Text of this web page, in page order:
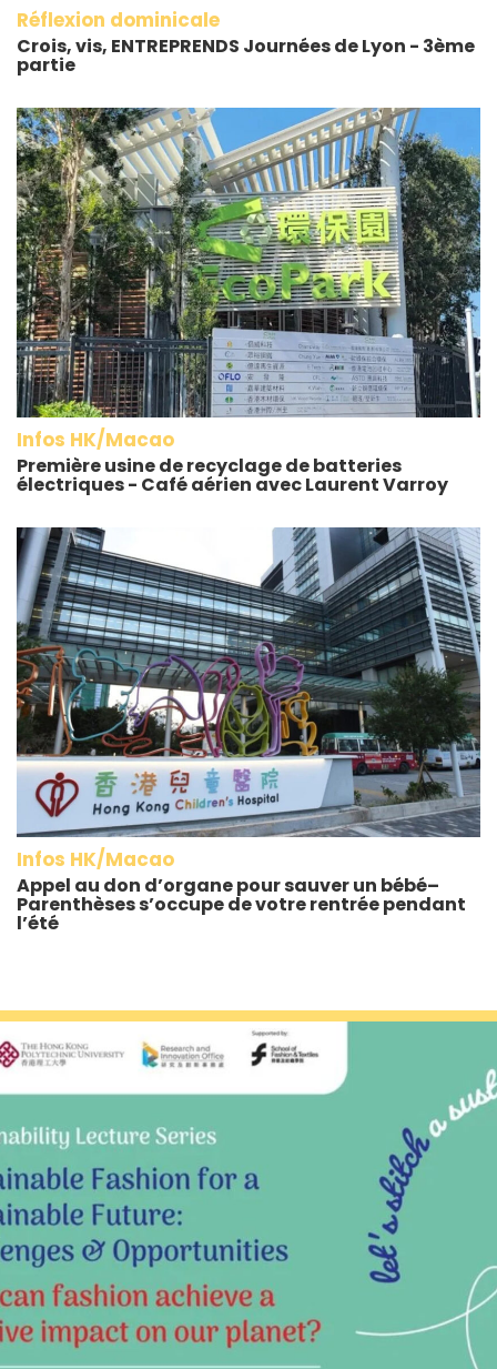
Réflexion dominicale
Crois, vis, ENTREPRENDS Journées de Lyon - 3ème
partie
Infos HK/Macao
Première usine de recyclage de batteries
électriques - Café aérien avec Laurent Varroy
Infos HK/Macao
Appel au don d’organe pour sauver un bébé–
Parenthèses s’occupe de votre rentrée pendant
l’été